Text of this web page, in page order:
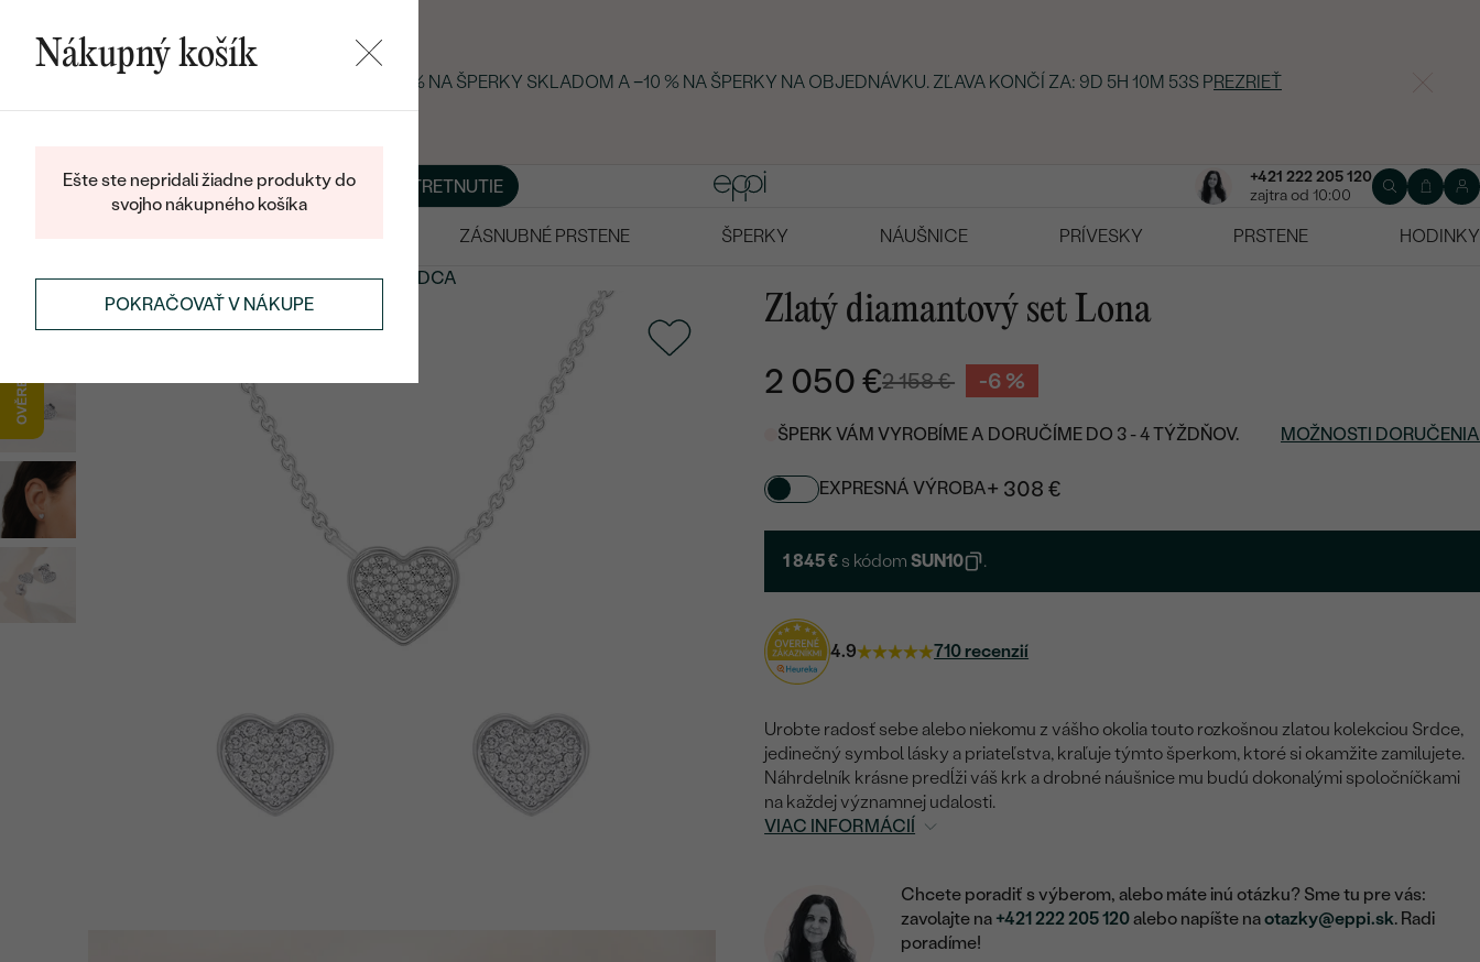
LETNÝ BLACK FRIDAY: −25 % NA ŠPERKY SKLADOM A −10 % NA ŠPERKY NA OBJEDNÁVKU. ZĽAVA KONČÍ ZA: 9D 5H 10M 52S PREZRIEŤ
BLOGŠPERKY NA MIERU DOHODNÚŤ STRETNUTIE
+421 222 205 120
zajtra od 10:00
ZÁSNUBNÉ PRSTENE ŠPERKY NÁUŠNICE PRÍVESKY PRSTENE
HODINKY
ŠPERKYSYMBOLICKÉ ŠPERKYŠPERKY V TVARE SRDCA
Zlatý diamantový set Lona
2 050 €2 158 € -6 %
ŠPERK VÁM VYROBÍME A DORUČÍME DO 3 - 4 TÝŽDŇOV. MOŽNOSTI DORUČENIA
EXPRESNÁ VÝROBA+ 308 €
1 845 € s kódomSUN10 .
4.9 710 recenzií
Urobte radosť sebe alebo niekomu z vášho okolia touto rozkošnou zlatou kolekciou Srdce,
jedinečný symbol lásky a priateľstva, kraľuje týmto šperkom, ktoré si okamžite zamilujete.
Náhrdelník krásne predĺži váš krk a drobné náušnice mu budú dokonalými spoločníčkami
na každej významnej udalosti.
VIAC INFORMÁCIÍ
Chcete poradiť s výberom, alebo máte inú otázku? Sme tu pre vás:
zavolajte na +421 222 205 120alebo napíšte naotazky@eppi.sk. Radi
poradíme!
Nákupný košík
Ešte ste nepridali žiadne produkty do
svojho nákupného košíka
POKRAČOVAŤ V NÁKUPE